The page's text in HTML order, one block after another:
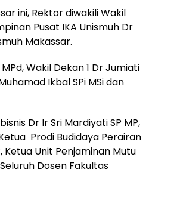
ini, Rektor diwakili Wakil
Pusat IKA Unismuh Dr
Makassar.
Wakil Dekan 1 Dr Jumiati
Ikbal SPi MSi dan
Dr Ir Sri Mardiyati SP MP,
Prodi Budidaya Perairan
Ketua Unit Penjaminan Mutu
Dosen Fakultas